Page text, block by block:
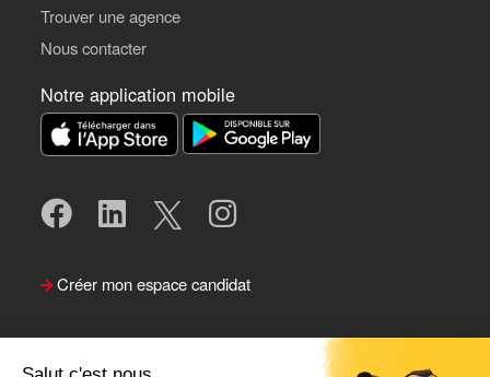
Trouver une agence
Nous contacter
Notre application mobile
Créer mon espace candidat